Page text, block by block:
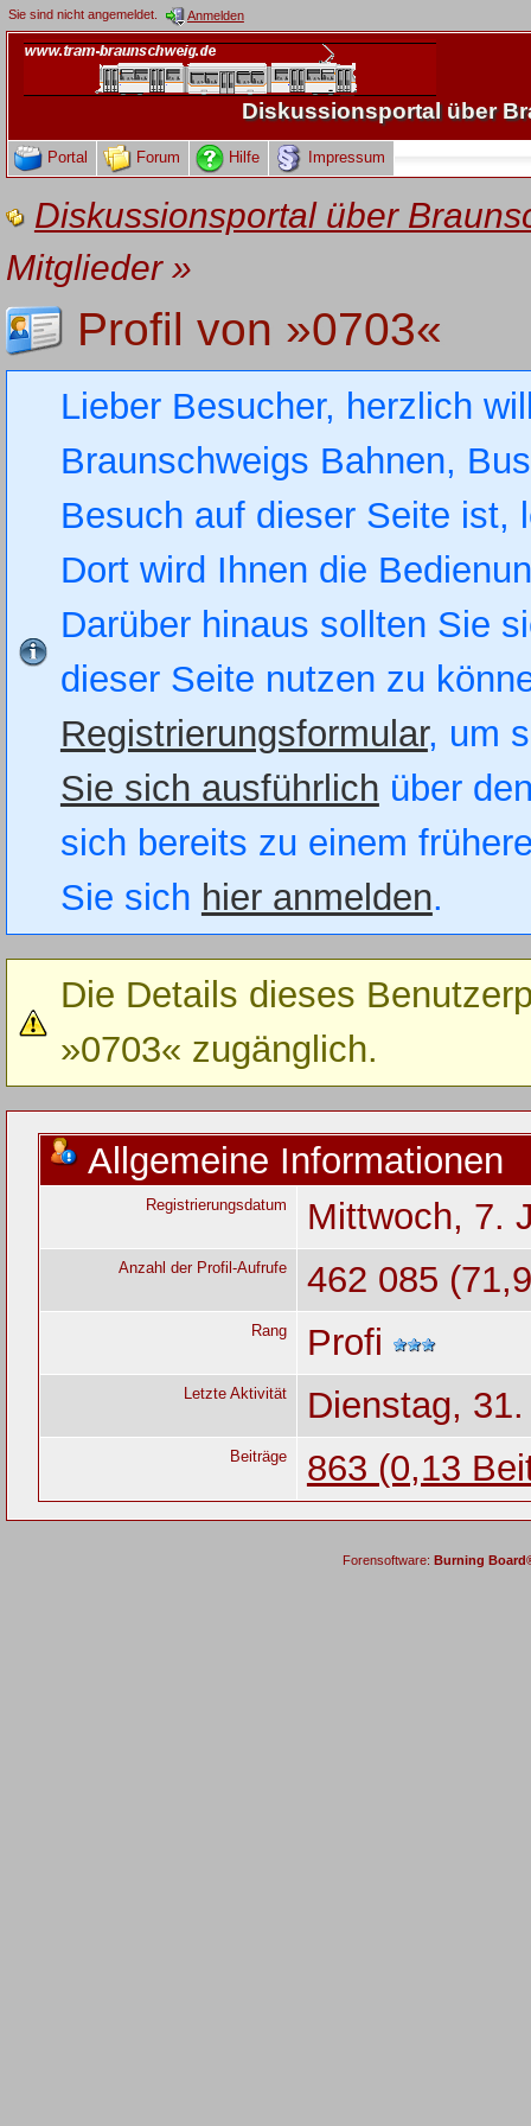
Sie sind nicht angemeldet. Anmelden
Diskussionsportal über
Portal Forum Hilfe Impressum
Diskussionsportal über
Mitglieder»
Profil von »0703«
Lieber Besucher, herzlich
Braunschweigs Bahnen,
Besuch auf dieser Seite
Dort wird Ihnen die
Darüber hinaus sollten Sie
dieser Seite nutzen zu
Registrierungsformular, um
Sie sich ausführlich über
sich bereits zu einem
Sie sich hier anmelden.
Die Details dieses
»0703« zugänglich.
Allgemeine Informationen
Registrierungsdatum Mittwoch, 7.
Anzahl der Profil-Aufrufe 462 085
Rang Profi
Letzte Aktivität Dienstag,
Beiträge 863 (0,13
Forensoftware: Burning